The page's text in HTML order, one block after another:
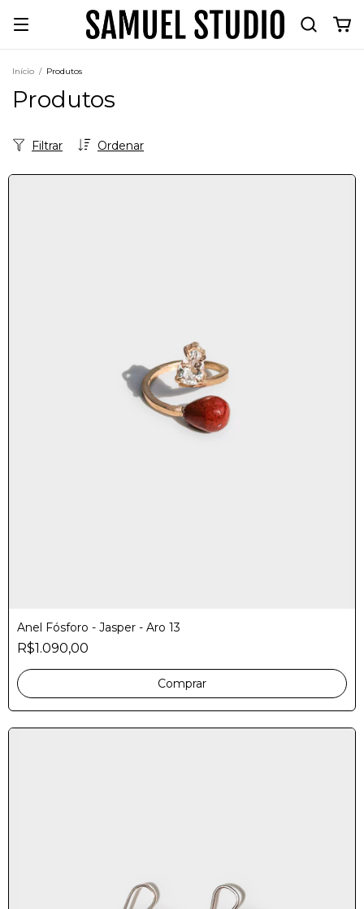
Início / Produtos
Produtos
Ordenar
Filtrar
Anel Fósforo - Jasper - Aro 13
R$1.090,00
Comprar